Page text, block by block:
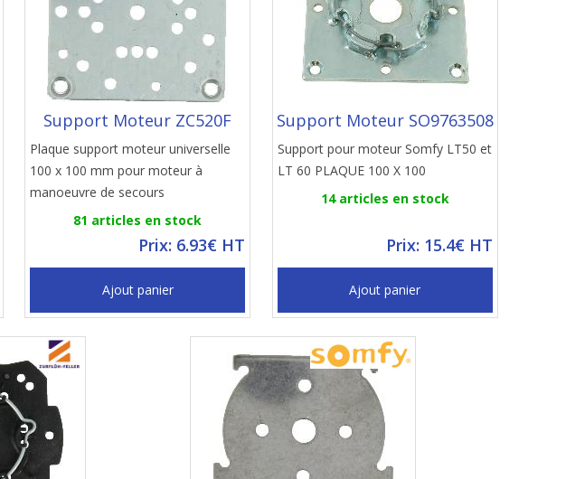
Support Moteur ZC520F
Plaque support moteur universelle
100 x 100 mm pour moteur à
manoeuvre de secours
81 articles en stock
Prix: 6.93€ HT
Ajout panier
Support Moteur SO9763508
Support pour moteur Somfy LT50 et
LT 60 PLAQUE 100 X 100
14 articles en stock
Prix: 15.4€ HT
Ajout panier